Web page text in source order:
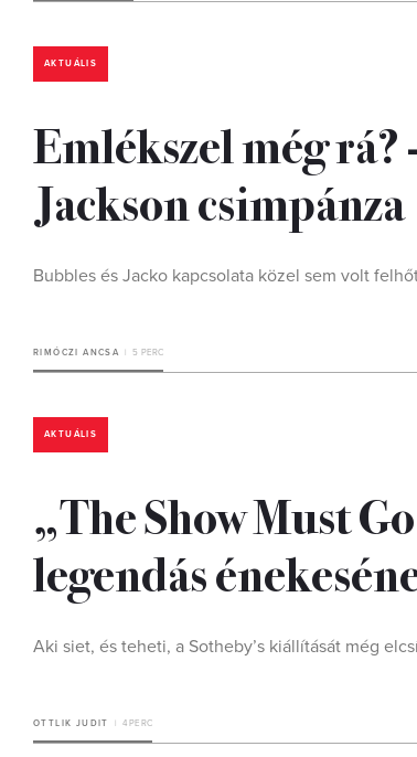
AKTUÁLIS
Emlékszel még
Jackson csimpánza
Bubbles és Jacko kapcsolata közel sem volt
RIMÓCZI ANCSA 5 PERC
AKTUÁLIS
„The Show Must
legendás
Aki siet, és teheti, a Sotheby’s kiállítását még
OTTLIK JUDIT 4 PERC